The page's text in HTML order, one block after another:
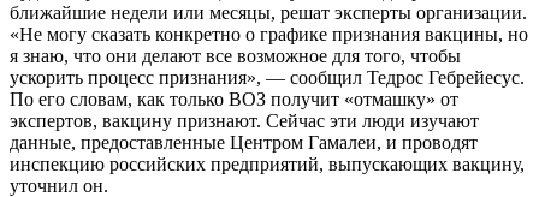
ближайшие недели или месяцы, решат эксперты организации.
«Не могу сказать конкретно о графике признания вакцины, но
я знаю, что они делают все возможное для того, чтобы
ускорить процесс признания», — сообщил Тедрос Гебрейесус.
По его словам, как только ВОЗ получит «отмашку» от
экспертов, вакцину признают. Сейчас эти люди изучают
данные, предоставленные Центром Гамалеи, и проводят
инспекцию российских предприятий, выпускающих вакцину,
уточнил он.